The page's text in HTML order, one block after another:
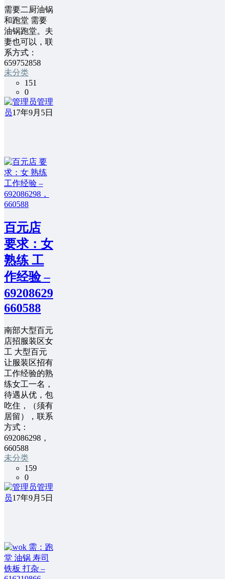
需要二厨油锅
和跑堂 需要
油锅跑堂。夫
妻也可以，联
系方式：
659752858
未分类
151
0
管理
员17年9月5日
百元店
要求：女
熟练 工
作经验 –
692086298，
660588
南部大型百元
店招服装区女
工 大型百元
让服装区招有
工作经验的熟
练女工一名，
待遇从优，包
吃住，（须有
居留），联系
方式：
692086298，
660588
未分类
159
0
管理
员17年9月5日